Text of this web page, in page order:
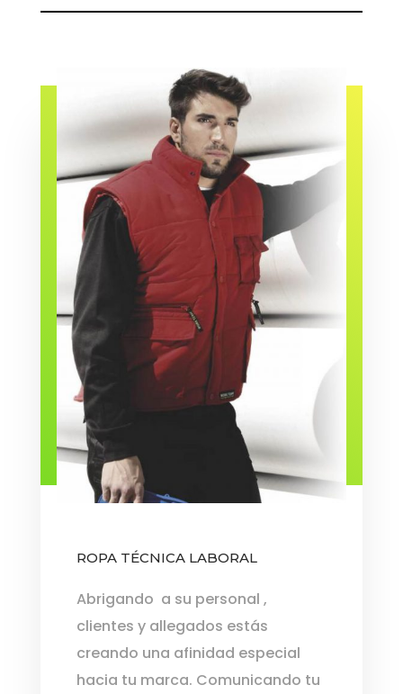
ROPA TÉCNICA LABORAL
Abrigando a su personal ,
clientes y allegados estás
creando una afinidad especial
hacia tu marca. Comunicando tu